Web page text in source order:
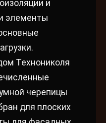
и
элементы
Технониколя
черепицы
для плоских